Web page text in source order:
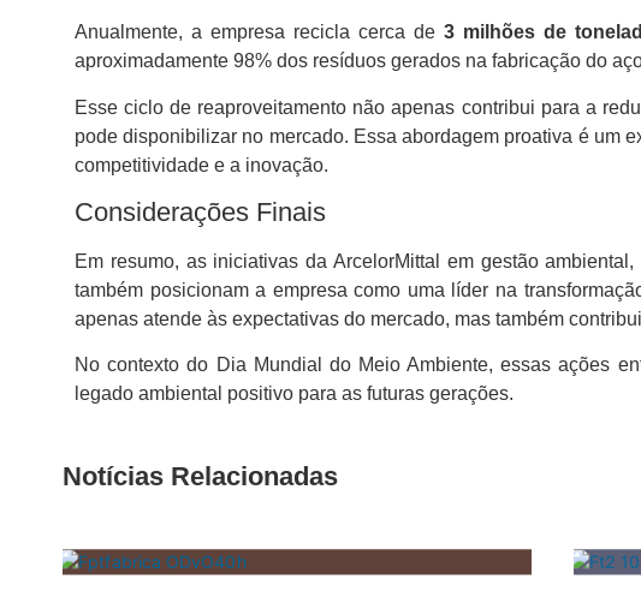
Anualmente, a empresa recicla cerca de 3 milhões de
aproximadamente 98% dos resíduos gerados na fabricação do
Esse ciclo de reaproveitamento não apenas contribui para a
pode disponibilizar no mercado. Essa abordagem proativa é um
competitividade e a inovação.
Considerações Finais
Em resumo, as iniciativas da ArcelorMittal em gestão
também posicionam a empresa como uma líder na
apenas atende às expectativas do mercado, mas também
No contexto do Dia Mundial do Meio Ambiente, essas ações
legado ambiental positivo para as futuras gerações.
Notícias Relacionadas